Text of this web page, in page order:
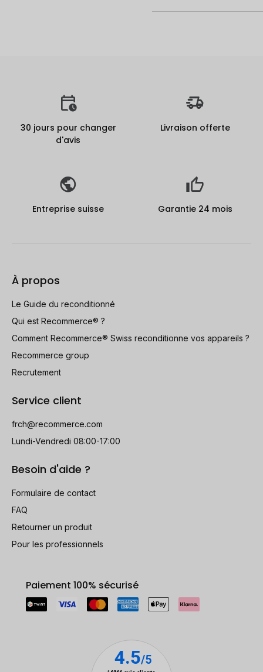
30 jours pour changer
d'avis
Livraison offerte
Entreprise suisse Garantie 24 mois
À propos
Le Guide du reconditionné
Qui est Recommerce® ?
Comment Recommerce® Swiss reconditionne vos appareils ?
Recommerce group
Recrutement
Service client
frch@recommerce.com
Lundi-Vendredi 08:00-17:00
Besoin d'aide ?
Formulaire de contact
FAQ
Retourner un produit
Pour les professionnels
Paiement 100% sécurisé